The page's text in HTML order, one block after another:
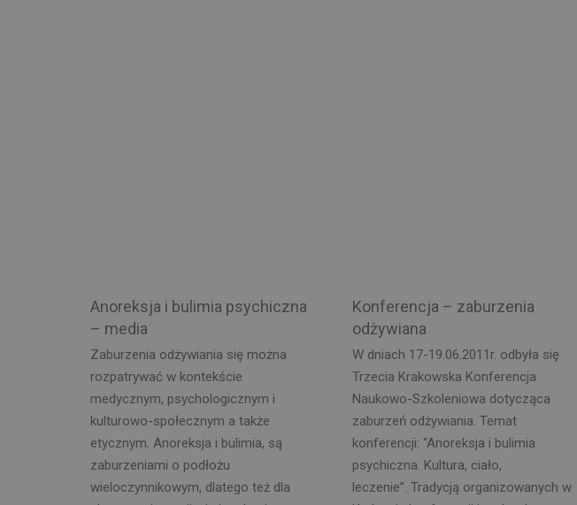
Anoreksja i bulimia psychiczna
– media
Zaburzenia odżywiania się można
rozpatrywać w kontekście
medycznym, psychologicznym i
kulturowo-społecznym a także
etycznym. Anoreksja i bulimia, są
zaburzeniami o podłożu
wieloczynnikowym, dlatego też dla
Konferencja – zaburzenia
odżywiana
W dniach 17-19.06.2011r. odbyła się
Trzecia Krakowska Konferencja
Naukowo-Szkoleniowa dotycząca
zaburzeń odżywiania. Temat
konferencji: “Anoreksja i bulimia
psychiczna. Kultura, ciało,
leczenie”. Tradycją organizowanych w